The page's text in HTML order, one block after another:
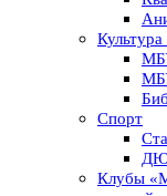
Культура
Спорт
Клубы